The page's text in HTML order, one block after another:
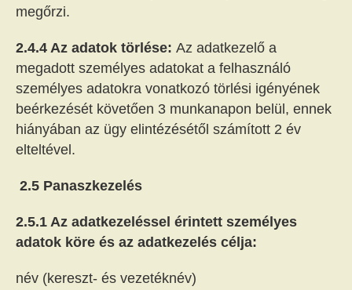
megőrzi.
2.4.4 Az adatok törlése: Az adatkezelő a
megadott személyes adatokat a felhasználó
személyes adatokra vonatkozó törlési igényének
beérkezését követően 3 munkanapon belül, ennek
hiányában az ügy elintézésétől számított 2 év
elteltével.
2.5 Panaszkezelés
2.5.1 Az adatkezeléssel érintett személyes
adatok köre és az adatkezelés célja:
név (kereszt- és vezetéknév)